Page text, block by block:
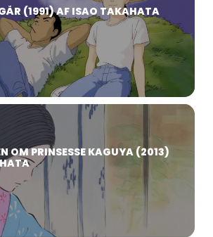
(1991) AF ISAO TAKAHATA
OM PRINSESSE KAGUYA (2013)